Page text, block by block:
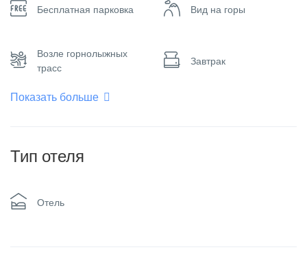
Бесплатная парковка Вид на горы
Возле горнолыжных
трасс
Завтрак
Паркинг
Ресторан
Показать больше
Тип отеля
Отель